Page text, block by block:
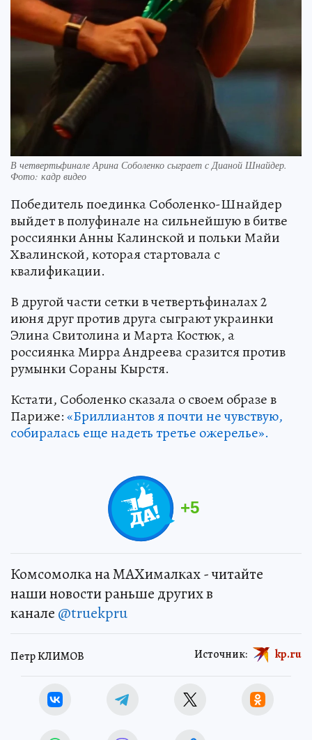
В четвертьфинале Арина Соболенко сыграет с Дианой Шнайдер.
Фото: кадр видео
Победитель поединка Соболенко-Шнайдер
выйдет в полуфинале на сильнейшую в битве
россиянки Анны Калинской и польки Майи
Хвалинской, которая стартовала с
квалификации.
В другой части сетки в четвертьфиналах 2
июня друг против друга сыграют украинки
Элина Свитолина и Марта Костюк, а
россиянка Мирра Андреева сразится против
румынки Сораны Кырстя.
Кстати, Соболенко сказала о своем образе в
Париже:«Бриллиантов я почти не чувствую,
собиралась еще надеть третье ожерелье».
+5
Комсомолка на MAXималках - читайте
наши новости раньше других в
канале @truekpru
Петр КЛИМОВ Источник: kp.ru